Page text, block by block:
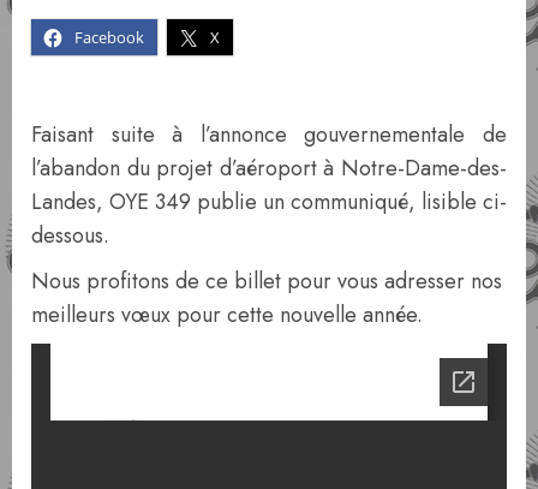
Facebook X
Faisant suite à l’annonce gouvernementale de
l’abandon du projet d’aéroport à Notre-Dame-des-
Landes, OYE 349 publie un communiqué, lisible ci-
dessous.
Nous profitons de ce billet pour vous adresser nos
meilleurs vœux pour cette nouvelle année.